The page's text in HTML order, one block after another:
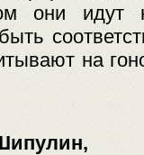
они
на